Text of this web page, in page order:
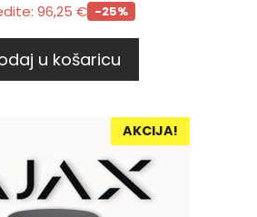
96,25 € -25%
u košaricu
AKCIJA!